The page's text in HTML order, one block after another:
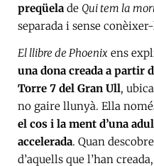
preqüela de Qui tem la
separada i sense
El llibre de Phoenix ens
una dona creada a partir
Torre 7 del Gran Ull,
no gaire llunyà. Ella
el cos i la ment d’una
accelerada. Quan
d’aquells que l’han